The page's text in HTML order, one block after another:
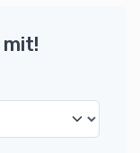
mit!